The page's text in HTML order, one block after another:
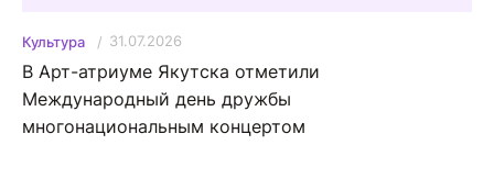
Культура 31.07.2026
В Арт-атриуме Якутска отметили
Международный день дружбы
многонациональным концертом